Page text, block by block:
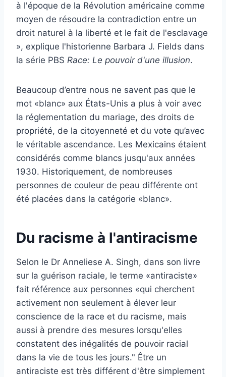
à l'époque de la Révolution américaine comme
moyen de résoudre la contradiction entre un
droit naturel à la liberté et le fait de l'esclavage
», explique l'historienne Barbara J. Fields dans
la série PBS Race: Le pouvoir d'une illusion.
Beaucoup d’entre nous ne savent pas que le
mot «blanc» aux États-Unis a plus à voir avec
la réglementation du mariage, des droits de
propriété, de la citoyenneté et du vote qu’avec
le véritable ascendance. Les Mexicains étaient
considérés comme blancs jusqu'aux années
1930. Historiquement, de nombreuses
personnes de couleur de peau différente ont
été placées dans la catégorie «blanc».
Du racisme à l'antiracisme
Selon le Dr Anneliese A. Singh, dans son livre
sur la guérison raciale, le terme «antiraciste»
fait référence aux personnes «qui cherchent
activement non seulement à élever leur
conscience de la race et du racisme, mais
aussi à prendre des mesures lorsqu'elles
constatent des inégalités de pouvoir racial
dans la vie de tous les jours." Être un
antiraciste est très différent d'être simplement